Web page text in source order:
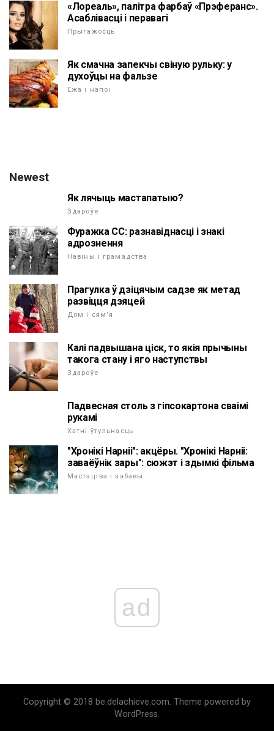
«Лореаль», палітра фарбаў «Прэферанс».
Асаблівасці і перавагі
Прыгажосць
Як смачна запекчы свіную рульку: у
духоўцы на фальзе
Ежа і напоі
Newest
Як лячыць мастапатыю?
Здароўе
Фуражка СС: разнавіднасці і знакі
адрознення
Навіны і грамадства
Прагулка ў дзіцячым садзе як метад
развіцця дзяцей
Дом і сям'я
Калі падвышана ціск, то якія прычыны
такога стану і яго наступствы
Здароўе
Падвесная столь з гіпсокартона сваімі
рукамі
Хатні ўтульнасць
"Хронікі Нарніі": акцёры. "Хронікі Нарніі:
заваёўнік зары": сюжэт і здымкі фільма
Мастацтва і забавы
ad
Copyright © 2018 be.delachieve.com. Theme powered by
WordPress.